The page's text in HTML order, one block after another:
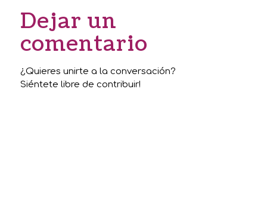
Dejar un
comentario
¿Quieres unirte a la conversación?
Siéntete libre de contribuir!